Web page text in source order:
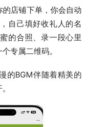
店铺下单，你会自动
自己填好收礼人的名
的合照、录一段心里
专属二维码。
的BGM伴随着精美的